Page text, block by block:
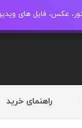
راهنمای خرید